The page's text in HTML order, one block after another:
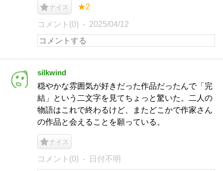
ナイス ★2
コメント(0) 2025/04/12
silkwind
穏やかな雰囲気が好きだった作品だったんで「完
結」という二文字を見てちょっと驚いた。二人の
物語はこれで終わるけど、またどこかで作家さん
の作品と会えることを願っている。
ナイス
コメント(0) 日付不明